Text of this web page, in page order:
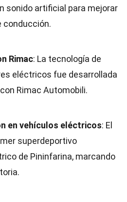
sonido artificial para mejorar
conducción.
Rimac: La tecnología de
eléctricos fue desarrollada
Rimac Automobili.
en vehículos eléctricos: El
superdeportivo
de Pininfarina, marcando